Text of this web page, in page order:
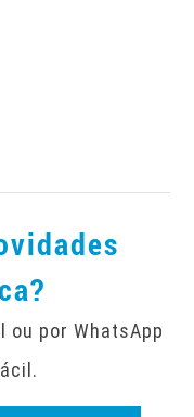
ou por WhatsApp